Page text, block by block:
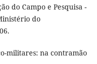
do Campo e Pesquisa -
do
militares: na contramão